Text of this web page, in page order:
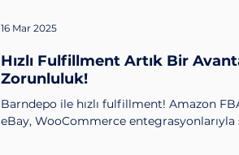
Hızlı Fulfillment Artık Bir
Zorunluluk!
Barndepo ile hızlı fulfillment! Amazon
eBay, WooCommerce entegrasyonlarıyla
16 Mar 2025